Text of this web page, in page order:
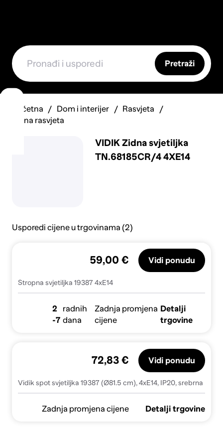
Pretraži
Početna Dom i interijer
Rasvjeta
Zidna rasvjeta
VIDIK Zidna svjetiljka
TN.68185CR/4 4XE14
Usporedi cijene u trgovinama (2)
Stropna svjetiljka 19387 4xE14
59,00 € Vidi ponudu
2
-7
radnih
dana
Zadnja promjena
cijene
Detalji
trgovine
Vidik spot svjetiljka 19387 (Ø81.5 cm), 4xE14, IP20, srebrna
72,83 € Vidi ponudu
Zadnja promjena cijene Detalji trgovine